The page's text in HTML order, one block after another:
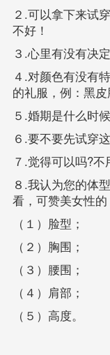
２.可以拿下来试
不好！
３.心里有没有决
４.对颜色有没有
的礼服，例：黑皮
５.婚期是什么时
６.要不要先试穿
７.觉得可以吗?
８.我认为您的体
看，可赞美女性的
（１）脸型；
（２）胸围；
（３）腰围；
（４）肩部；
（５）高度。